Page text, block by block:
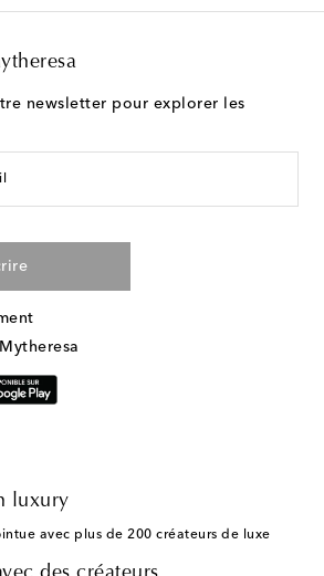
newsletter pour explorer les
luxury
avec plus de 200 créateurs de luxe